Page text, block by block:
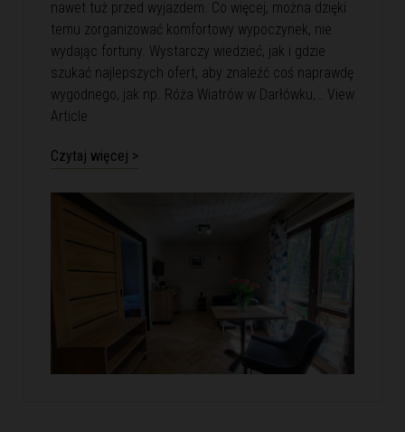
nawet tuż przed wyjazdem. Co więcej, można dzięki
temu zorganizować komfortowy wypoczynek, nie
wydając fortuny. Wystarczy wiedzieć, jak i gdzie
szukać najlepszych ofert, aby znaleźć coś naprawdę
wygodnego, jak np. Róża Wiatrów w Darłówku,… View
Article
Czytaj więcej >